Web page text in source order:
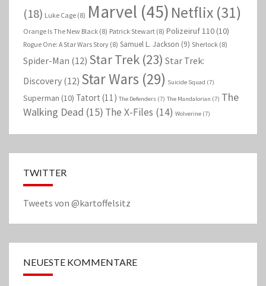
(18) Luke Cage (8) Marvel (45) Netflix (31)
Orange Is The New Black (8) Patrick Stewart (8) Polizeiruf 110 (10)
Rogue One: A Star Wars Story (8) Samuel L. Jackson (9) Sherlock (8)
Spider-Man (12) Star Trek (23) Star Trek:
Discovery (12) Star Wars (29) Suicide Squad (7)
Superman (10) Tatort (11) The Defenders (7) The Mandalorian (7) The
Walking Dead (15) The X-Files (14) Wolverine (7)
TWITTER
Tweets von @kartoffelsitz
NEUESTE KOMMENTARE